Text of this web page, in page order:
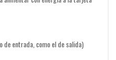
entrada, como el de salida)